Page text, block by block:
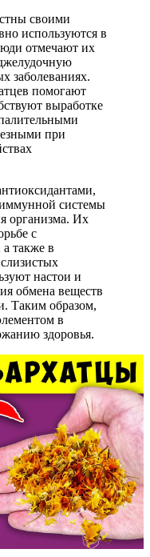
своими
используются в
отмечают их
заболеваниях.
помогают
выработке
при
системы
организма. Их
с
также в
настои и
обмена веществ
Таким образом,
в
здоровья.